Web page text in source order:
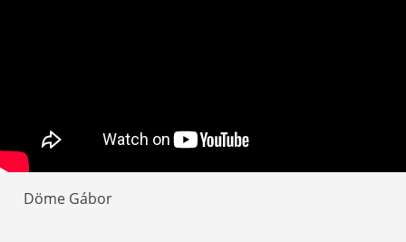
Döme Gábor